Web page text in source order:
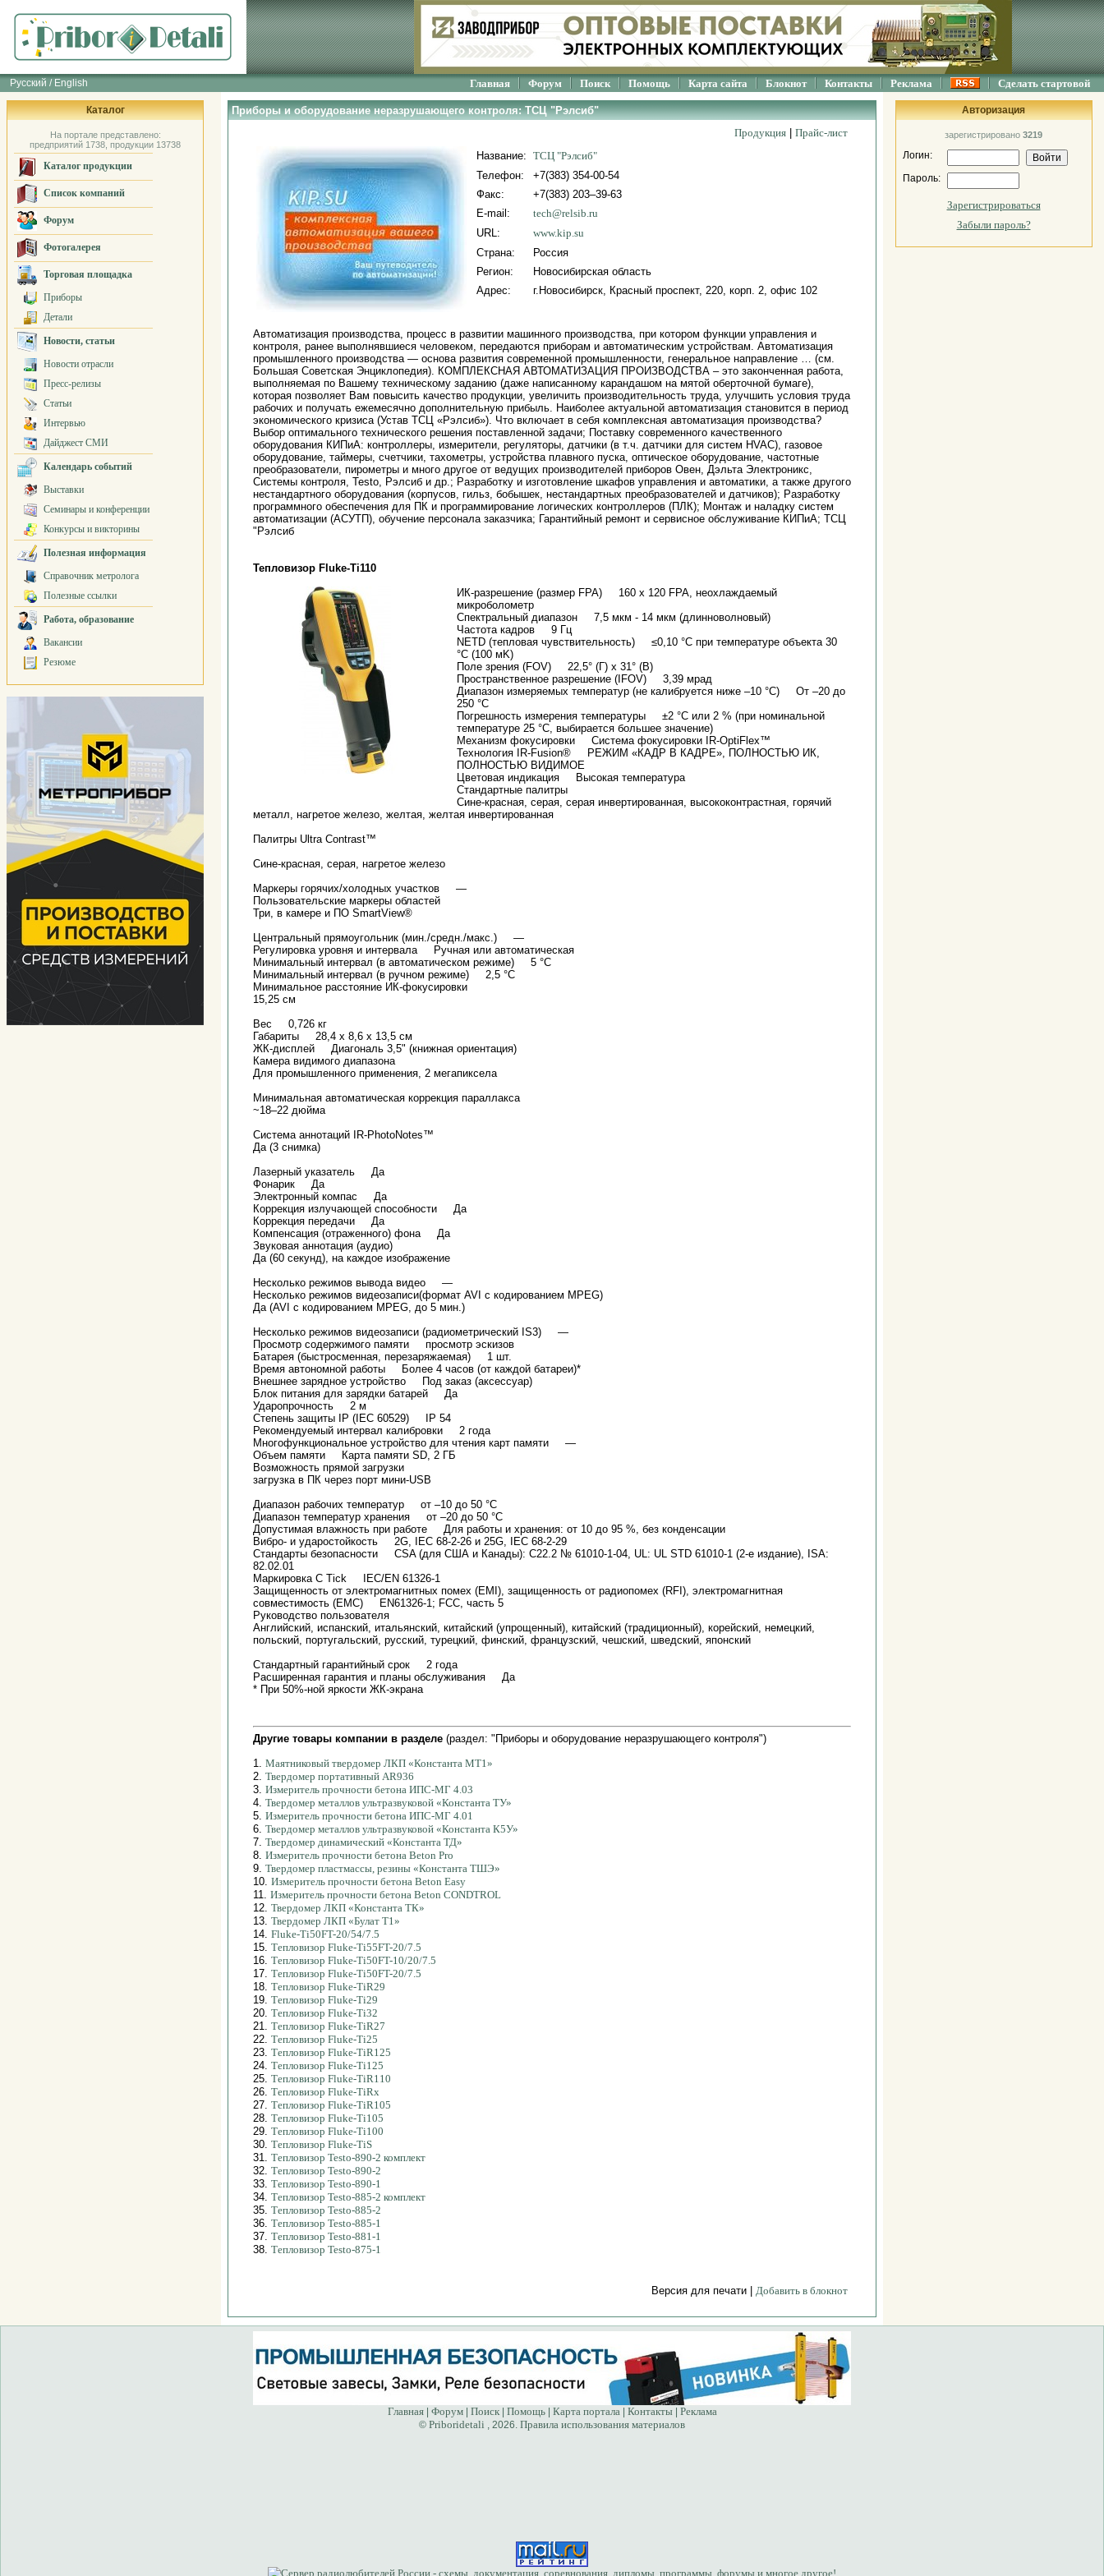
Русский / English Главная Форум Поиск Помощь Карта сайта Блокнот Контакты Реклама Сделать стартовой
Каталог
На портале представлено:
предприятий 1738, продукции 13738
Каталог продукции
Список компаний
Форум
Фотогалерея
Торговая площадка
Приборы
Детали
Новости, статьи
Новости отрасли
Пресс-релизы
Статьи
Интервью
Дайджест СМИ
Календарь событий
Выставки
Семинары и конференции
Конкурсы и викторины
Полезная информация
Справочник метролога
Полезные ссылки
Работа, образование
Вакансии
Резюме
Приборы и оборудование неразрушающего контроля: ТСЦ "Рэлсиб"
Продукция
Прайс-лист
Название: ТСЦ "Рэлсиб"
Телефон:
+7(383) 354-00-54
Факс:
+7(383) 203–39-63
E-mail:
tech@relsib.ru
URL:
www.kip.su
Страна:
Россия
Регион:
Новосибирская область
Адрес:
г.Новосибирск, Красный проспект, 220, корп. 2, офис 102
Автоматизация производства, процесс в развитии машинного производства, при котором функции управления и
контроля, ранее выполнявшиеся человеком, передаются приборам и автоматическим устройствам. Автоматизация
промышленного производства — основа развития современной промышленности, генеральное направление … (см.
Большая Советская Энциклопедия). КОМПЛЕКСНАЯ АВТОМАТИЗАЦИЯ ПРОИЗВОДСТВА – это законченная работа,
выполняемая по Вашему техническому заданию (даже написанному карандашом на мятой оберточной бумаге),
которая позволяет Вам повысить качество продукции, увеличить производительность труда, улучшить условия труда
рабочих и получать ежемесячно дополнительную прибыль. Наиболее актуальной автоматизация становится в период
экономического кризиса (Устав ТСЦ «Рэлсиб»). Что включает в себя комплексная автоматизация производства?
Выбор оптимального технического решения поставленной задачи; Поставку современного качественного
оборудования КИПиА: контроллеры, измерители, регуляторы, датчики (в т.ч. датчики для систем HVAC), газовое
оборудование, таймеры, счетчики, тахометры, устройства плавного пуска, оптическое оборудование, частотные
преобразователи, пирометры и много другое от ведущих производителей приборов Овен, Дэльта Электроникс,
Системы контроля, Testo, Рэлсиб и др.; Разработку и изготовление шкафов управления и автоматики, а также другого
нестандартного оборудования (корпусов, гильз, бобышек, нестандартных преобразователей и датчиков); Разработку
программного обеспечения для ПК и программирование логических контроллеров (ПЛК); Монтаж и наладку систем
автоматизации (АСУТП), обучение персонала заказчика; Гарантийный ремонт и сервисное обслуживание КИПиА; ТСЦ
"Рэлсиб
Тепловизор Fluke-Ti110
ИК-разрешение (размер FPA) 160 x 120 FPA, неохлаждаемый
микроболометр
Спектральный диапазон 7,5 мкм - 14 мкм (длинноволновый)
Частота кадров 9 Гц
NETD (тепловая чувствительность) ≤0,10 °C при температуре объекта 30
°C (100 мK)
Поле зрения (FOV) 22,5° (Г) x 31° (В)
Пространственное разрешение (IFOV) 3,39 мрад
Диапазон измеряемых температур (не калибруется ниже –10 °C) От –20 до
250 °C
Погрешность измерения температуры ±2 °C или 2 % (при номинальной
температуре 25 °C, выбирается большее значение)
Механизм фокусировки Система фокусировки IR-OptiFlex™
Технология IR-Fusion® РЕЖИМ «КАДР В КАДРЕ», ПОЛНОСТЬЮ ИК,
ПОЛНОСТЬЮ ВИДИМОЕ
Цветовая индикация Высокая температура
Стандартные палитры
Сине-красная, серая, серая инвертированная, высококонтрастная, горячий
металл, нагретое железо, желтая, желтая инвертированная
Палитры Ultra Contrast™
Сине-красная, серая, нагретое железо
Маркеры горячих/холодных участков —
Пользовательские маркеры областей
Три, в камере и ПО SmartView®
Центральный прямоугольник (мин./средн./макс.) —
Регулировка уровня и интервала Ручная или автоматическая
Минимальный интервал (в автоматическом режиме) 5 °C
Минимальный интервал (в ручном режиме) 2,5 °C
Минимальное расстояние ИК-фокусировки
15,25 см
Вес 0,726 кг
Габариты 28,4 x 8,6 x 13,5 см
ЖК-дисплей Диагональ 3,5" (книжная ориентация)
Камера видимого диапазона
Для промышленного применения, 2 мегапиксела
Минимальная автоматическая коррекция параллакса
~18–22 дюйма
Система аннотаций IR-PhotoNotes™
Да (3 снимка)
Лазерный указатель Да
Фонарик Да
Электронный компас Да
Коррекция излучающей способности Да
Коррекция передачи Да
Компенсация (отраженного) фона Да
Звуковая аннотация (аудио)
Да (60 секунд), на каждое изображение
Несколько режимов вывода видео —
Несколько режимов видеозаписи(формат AVI с кодированием MPEG)
Да (AVI с кодированием MPEG, до 5 мин.)
Несколько режимов видеозаписи (радиометрический IS3) —
Просмотр содержимого памяти просмотр эскизов
Батарея (быстросменная, перезаряжаемая) 1 шт.
Время автономной работы Более 4 часов (от каждой батареи)*
Внешнее зарядное устройство Под заказ (аксессуар)
Блок питания для зарядки батарей Да
Ударопрочность 2 м
Степень защиты IP (IEC 60529) IP 54
Рекомендуемый интервал калибровки 2 года
Многофункциональное устройство для чтения карт памяти —
Объем памяти Карта памяти SD, 2 ГБ
Возможность прямой загрузки
загрузка в ПК через порт мини-USB
Диапазон рабочих температур от –10 до 50 °C
Диапазон температур хранения от –20 до 50 °C
Допустимая влажность при работе Для работы и хранения: от 10 до 95 %, без конденсации
Вибро- и ударостойкость 2G, IEC 68-2-26 и 25G, IEC 68-2-29
Стандарты безопасности CSA (для США и Канады): C22.2 № 61010-1-04, UL: UL STD 61010-1 (2-е издание), ISA:
82.02.01
Маркировка C Tick IEC/EN 61326-1
Защищенность от электромагнитных помех (EMI), защищенность от радиопомех (RFI), электромагнитная
совместимость (EMC) EN61326-1; FCC, часть 5
Руководство пользователя
Английский, испанский, итальянский, китайский (упрощенный), китайский (традиционный), корейский, немецкий,
польский, португальский, русский, турецкий, финский, французский, чешский, шведский, японский
Стандартный гарантийный срок 2 года
Расширенная гарантия и планы обслуживания Да
* При 50%-ной яркости ЖК-экрана
Другие товары компании в разделе (раздел: "Приборы и оборудование неразрушающего контроля")
1. Маятниковый твердомер ЛКП «Константа МТ1»
2. Твердомер портативный AR936
3. Измеритель прочности бетона ИПС-МГ 4.03
4. Твердомер металлов ультразвуковой «Константа ТУ»
5. Измеритель прочности бетона ИПС-МГ 4.01
6. Твердомер металлов ультразвуковой «Константа К5У»
7. Твердомер динамический «Константа ТД»
8. Измеритель прочности бетона Beton Pro
9. Твердомер пластмассы, резины «Константа ТШЭ»
10. Измеритель прочности бетона Beton Easy
11. Измеритель прочности бетона Beton CONDTROL
12. Твердомер ЛКП «Константа ТК»
13. Твердомер ЛКП «Булат Т1»
14. Fluke-Ti50FT-20/54/7.5
15. Тепловизор Fluke-Ti55FT-20/7.5
16. Тепловизор Fluke-Ti50FT-10/20/7.5
17. Тепловизор Fluke-Ti50FT-20/7.5
18. Тепловизор Fluke-TiR29
19. Тепловизор Fluke-Ti29
20. Тепловизор Fluke-Ti32
21. Тепловизор Fluke-TiR27
22. Тепловизор Fluke-Ti25
23. Тепловизор Fluke-TiR125
24. Тепловизор Fluke-Ti125
25. Тепловизор Fluke-TiR110
26. Тепловизор Fluke-TiRx
27. Тепловизор Fluke-TiR105
28. Тепловизор Fluke-Ti105
29. Тепловизор Fluke-Ti100
30. Тепловизор Fluke-TiS
31. Тепловизор Testo-890-2 комплект
32. Тепловизор Testo-890-2
33. Тепловизор Testo-890-1
34. Тепловизор Testo-885-2 комплект
35. Тепловизор Testo-885-2
36. Тепловизор Testo-885-1
37. Тепловизор Testo-881-1
38. Тепловизор Testo-875-1
Версия для печати | Добавить в блокнот
Авторизация
зарегистрировано 3219
Логин:
Пароль:
Зарегистрироваться
Забыли пароль?
Главная| Форум| Поиск| Помощь| Карта портала| Контакты| Реклама
© Priboridetali , 2026. Правила использования материалов